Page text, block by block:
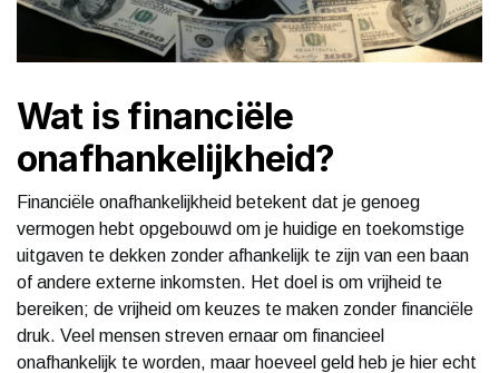
Wat is financiële
onafhankelijkheid?
Financiële onafhankelijkheid betekent dat je genoeg
vermogen hebt opgebouwd om je huidige en toekomstige
uitgaven te dekken zonder afhankelijk te zijn van een baan
of andere externe inkomsten. Het doel is om vrijheid te
bereiken; de vrijheid om keuzes te maken zonder financiële
druk. Veel mensen streven ernaar om financieel
onafhankelijk te worden, maar hoeveel geld heb je hier echt